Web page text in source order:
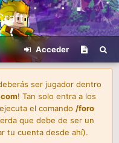
Acceder
ser jugador dentro
! Tan solo entra a los
el comando /foro
que debe de ser un
tu cuenta desde ahí).